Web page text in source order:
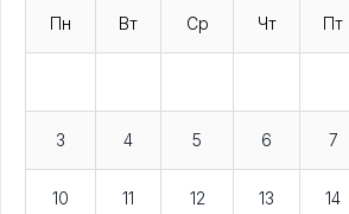
Пн Вт Ср Чт Пт
3 4 5 6 7
10 11 12 13 14